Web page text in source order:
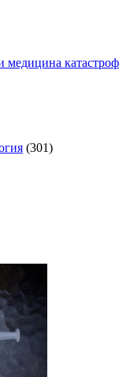
медицина катастроф
(301)